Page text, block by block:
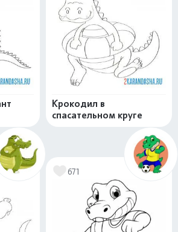
Крокодил в
спасательном круге
671